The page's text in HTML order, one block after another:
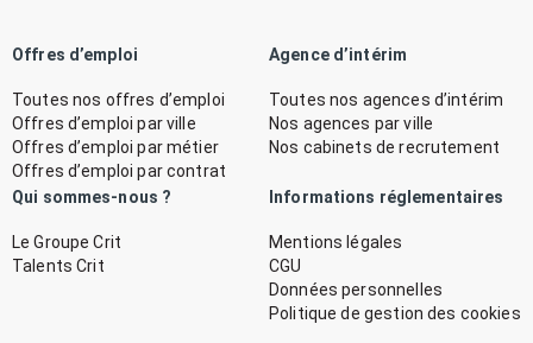
Offres d’emploi
Toutes nos offres d’emploi
Offres d’emploi par ville
Offres d’emploi par métier
Offres d’emploi par contrat
Agence d’intérim
Toutes nos agences d’intérim
Nos agences par ville
Nos cabinets de recrutement
Qui sommes-nous ?
Le Groupe Crit
Talents Crit
Informations réglementaires
Mentions légales
CGU
Données personnelles
Politique de gestion des cookies